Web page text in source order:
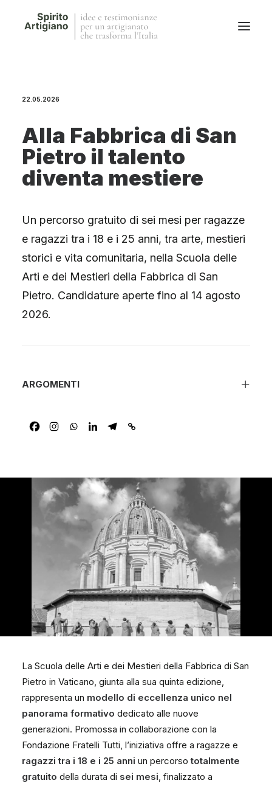
Magazine
QFG
Collaborano con noi
22.05.2026
Alla Fabbrica di San
Pietro il talento
diventa mestiere
Un percorso gratuito di sei mesi per ragazze
e ragazzi tra i 18 e i 25 anni, tra arte, mestieri
storici e vita comunitaria, nella Scuola delle
Arti e dei Mestieri della Fabbrica di San
Pietro. Candidature aperte fino al 14 agosto
2026.
ARGOMENTI
La Scuola delle Arti e dei Mestieri della Fabbrica di San
Pietro in Vaticano, giunta alla sua quinta edizione,
rappresenta un modello di eccellenza unico nel
panorama formativo dedicato alle nuove
generazioni. Promossa in collaborazione con la
Fondazione Fratelli Tutti, l’iniziativa offre a ragazze e
ragazzi tra i 18 e i 25 anni un percorsototalmente
gratuito della durata di sei mesi, finalizzato a